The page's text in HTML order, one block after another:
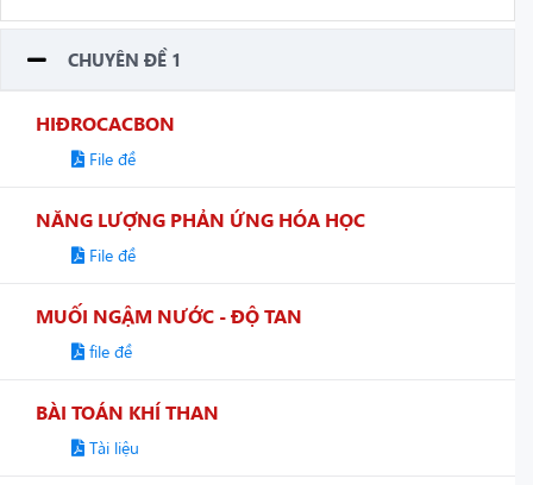
CHUYÊN ĐỀ 1
HIĐROCACBON
File đề
NĂNG LƯỢNG PHẢN ỨNG HÓA HỌC
File đề
MUỐI NGẬM NƯỚC - ĐỘ TAN
file đề
BÀI TOÁN KHÍ THAN
Tài liệu